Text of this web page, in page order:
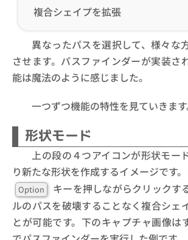
複合シェイプを拡張
異なったパスを選択して、様々な
させます。パスファインダーが実装さ
能は魔法のように感じました。
一つずつ機能の特性を見ていきます
形状モード
上の段の４つアイコンが形状モー
り新たな形状を作成するイメージです。
Option
キーを押しながらクリックす
ルのパスを破壊することなく複合シェ
とが可能です。下のキャプチャ画像は